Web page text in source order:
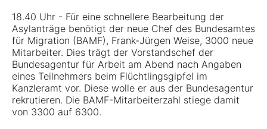
18.40 Uhr - Für eine schnellere Bearbeitung der
Asylanträge benötigt der neue Chef des Bundesamtes
für Migration (BAMF), Frank-Jürgen Weise, 3000 neue
Mitarbeiter. Dies trägt der Vorstandschef der
Bundesagentur für Arbeit am Abend nach Angaben
eines Teilnehmers beim Flüchtlingsgipfel im
Kanzleramt vor. Diese wolle er aus der Bundesagentur
rekrutieren. Die BAMF-Mitarbeiterzahl stiege damit
von 3300 auf 6300.